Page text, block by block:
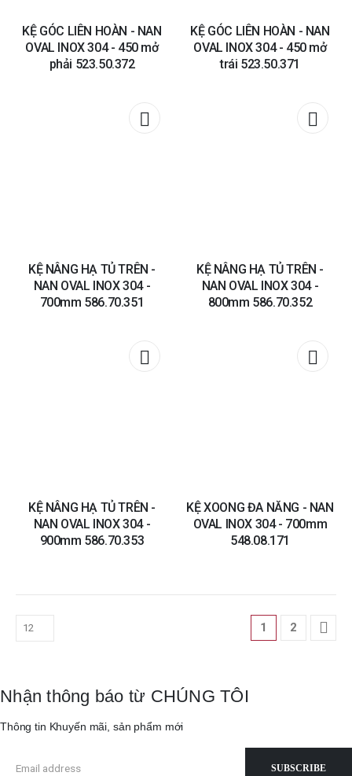
KỆ GÓC LIÊN HOÀN - NAN
OVAL INOX 304 - 450 mở
phải 523.50.372
KỆ GÓC LIÊN HOÀN - NAN
OVAL INOX 304 - 450 mở
trái 523.50.371
KỆ NÂNG HẠ TỦ TRÊN -
NAN OVAL INOX 304 -
700mm 586.70.351
KỆ NÂNG HẠ TỦ TRÊN -
NAN OVAL INOX 304 -
800mm 586.70.352
KỆ NÂNG HẠ TỦ TRÊN -
NAN OVAL INOX 304 -
900mm 586.70.353
KỆ XOONG ĐA NĂNG - NAN
OVAL INOX 304 - 700mm
548.08.171
1 2
Nhận thông báo từ CHÚNG TÔI
Thông tin Khuyến mãi, sản phẩm mới